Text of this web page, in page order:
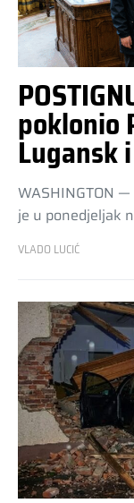
poklonio
Lugansk
WASHINGTON
je u ponedjeljak
VLADO LUCIĆ